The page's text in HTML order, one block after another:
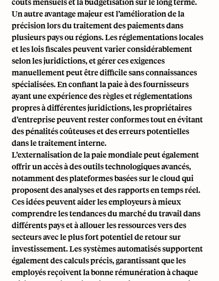
Un autre avantage majeur est l’amélioration de la
précision lors du traitement des paiements dans
plusieurs pays ou régions. Les réglementations locales
et les lois fiscales peuvent varier considérablement
selon les juridictions, et gérer ces exigences
manuellement peut être difficile sans connaissances
spécialisées. En confiant la paie à des fournisseurs
ayant une expérience des règles et réglementations
propres à différentes juridictions, les propriétaires
d’entreprise peuvent rester conformes tout en évitant
des pénalités coûteuses et des erreurs potentielles
dans le traitement interne.
L’externalisation de la paie mondiale peut également
offrir un accès à des outils technologiques avancés,
notamment des plateformes basées sur le cloud qui
proposent des analyses et des rapports en temps réel.
Ces idées peuvent aider les employeurs à mieux
comprendre les tendances du marché du travail dans
différents pays et à allouer les ressources vers des
secteurs avec le plus fort potentiel de retour sur
investissement. Les systèmes automatisés supportent
également des calculs précis, garantissant que les
employés reçoivent la bonne rémunération à chaque